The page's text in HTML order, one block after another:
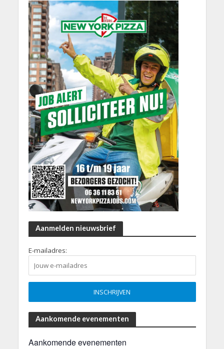
Aanmelden nieuwsbrief
E-mailadres:
Aankomende evenementen
Aankomende evenementen